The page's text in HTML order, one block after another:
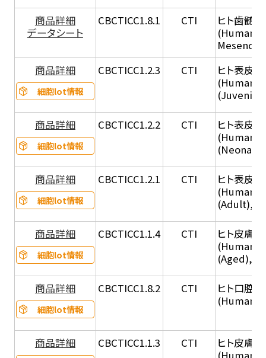
商品詳細
データシート
CBCTICC1.8.1 CTI
ヒト歯髄
(Human
商品詳細
細胞lot情報
CBCTICC1.2.3 CTI
ヒト表皮
(Human
商品詳細
細胞lot情報
CBCTICC1.2.2 CTI
ヒト表皮
(Human
商品詳細
細胞lot情報
CBCTICC1.2.1 CTI
ヒト表皮
(Human
(Adult),
商品詳細
細胞lot情報
CBCTICC1.1.4 CTI
ヒト皮膚
(Human
(Aged),
商品詳細
細胞lot情報
CBCTICC1.8.2 CTI
ヒト口腔
(Human
商品詳細 CBCTICC1.1.3 CTI
ヒト皮膚
(Human